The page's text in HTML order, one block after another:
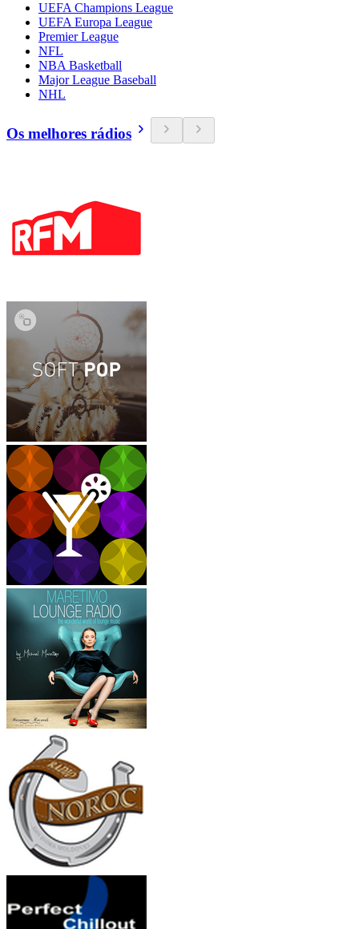
UEFA Champions League
UEFA Europa League
Premier League
NFL
NBA Basketball
Major League Baseball
NHL
Os melhores rádios